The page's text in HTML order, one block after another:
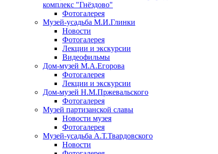
комплекс "Гнёздово"
Фотогалерея
Музей-усадьба М.И.Глинки
Новости
Фотогалерея
Лекции и экскурсии
Видеофильмы
Дом-музей М.А.Егорова
Фотогалерея
Лекции и экскурсии
Дом-музей Н.М.Пржевальского
Фотогалерея
Музей партизанской славы
Новости музея
Фотогалерея
Музей-усадьба А.Т.Твардовского
Новости